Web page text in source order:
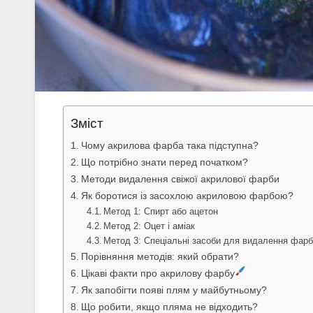
Зміст
Чому акрилова фарба така підступна?
Що потрібно знати перед початком?
Методи видалення свіжої акрилової фарби
Як боротися із засохлою акриловою фарбою?
Метод 1: Спирт або ацетон
Метод 2: Оцет і аміак
Метод 3: Спеціальні засоби для видалення
Порівняння методів: який обрати?
Цікаві факти про акрилову фарбу
Як запобігти появі плям у майбутньому?
Що робити, якщо пляма не відходить?